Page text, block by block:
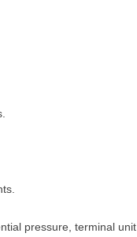
pressure, terminal unit